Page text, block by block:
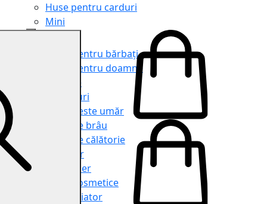
Huse pentru carduri
Mini
Genți pentru bărbați
Genți pentru doamne
Serviete
Rucsacuri
Genți peste umăr
Genți de brâu
Genți de călătorie
Shopper
Organiser
Truse cosmetice
Seria Aviator